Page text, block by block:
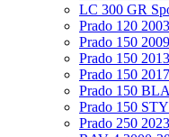
LC 300 GR
Prado 120
Prado 150
Prado 150
Prado 150
Prado 150
Prado 150
Prado 250